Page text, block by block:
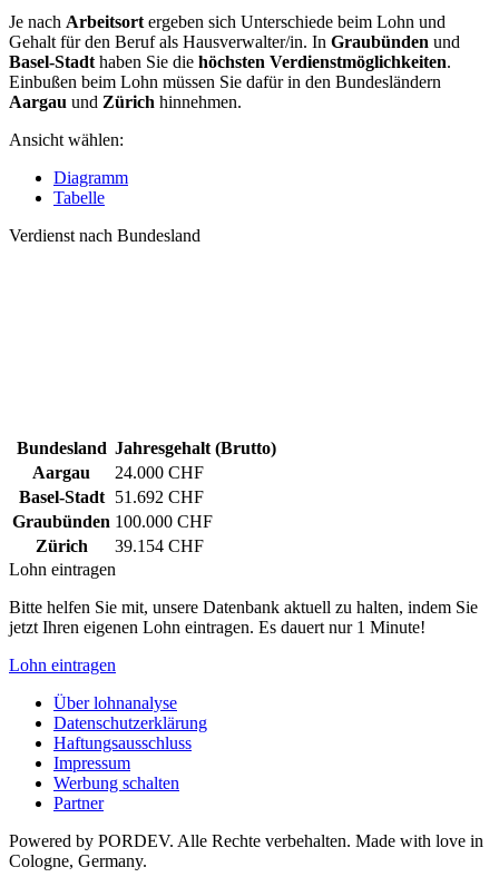
Je nach Arbeitsort ergeben sich Unterschiede beim Lohn und
Gehalt für den Beruf als Hausverwalter/in. In Graubünden und
Basel-Stadt haben Sie die höchsten Verdienstmöglichkeiten.
Einbußen beim Lohn müssen Sie dafür in den Bundesländern
Aargau und Zürich hinnehmen.
Ansicht wählen:
Diagramm
Tabelle
Verdienst nach Bundesland
Bundesland Jahresgehalt (Brutto)
Aargau
24.000 CHF
Basel-Stadt
51.692 CHF
Graubünden 100.000 CHF
Zürich
39.154 CHF
Lohn eintragen
Bitte helfen Sie mit, unsere Datenbank aktuell zu halten, indem Sie
jetzt Ihren eigenen Lohn eintragen. Es dauert nur 1 Minute!
Lohn eintragen
Über lohnanalyse
Datenschutzerklärung
Haftungsausschluss
Impressum
Werbung schalten
Partner
Powered by PORDEV. Alle Rechte verbehalten. Made with love in
Cologne, Germany.